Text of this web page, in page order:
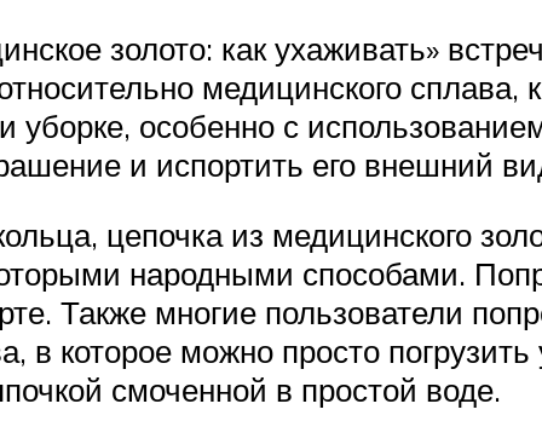
золото: как ухаживать»
медицинского сплава,
особенно с
и испортить его внешний
цепочка из медицинского
народными способами.
Также многие пользователи
которое можно просто
смоченной в простой воде.